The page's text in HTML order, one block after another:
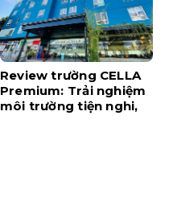
Review trường CELLA
Premium: Trải nghiệm
môi trường tiện nghi,